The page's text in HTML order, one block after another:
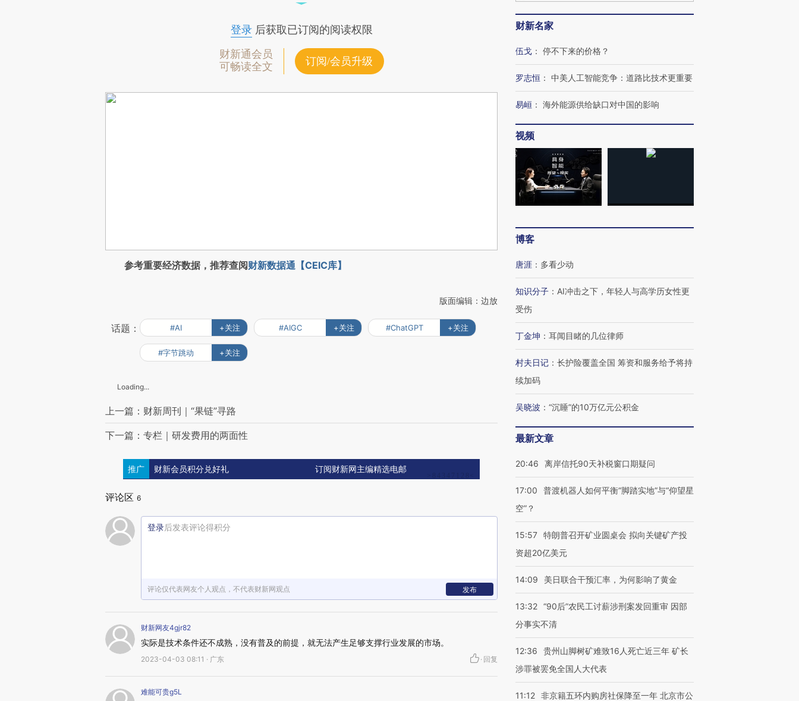
登录后获取已订阅的阅读权限
财新通会员
可畅读全文
订阅/会员升级
参考重要经济数据，推荐查阅财新数据通【CEIC库】
版面编辑：边放
话题： #AI +关注 #AIGC +关注 #ChatGPT +关注
#字节跳动 +关注
Loading...
上一篇：财新周刊｜“果链”寻路
下一篇：专栏｜研发费用的两面性
推广 财新会员积分兑好礼 订阅财新网主编精选电邮
评论区 6
登录后发表评论得积分
评论仅代表网友个人观点，不代表财新网观点 发布
财新网友4gjr82
实际是技术条件还不成熟，没有普及的前提，就无法产生足够支撑行业发展的市场。
2023-04-03 08:11 · 广东 · 回复
难能可贵g5L
财新名家
伍戈 ： 停不下来的价格？
罗志恒 ： 中美人工智能竞争：道路比技术更重要
易峘 ： 海外能源供给缺口对中国的影响
视频
博客
唐涯 ： 多看少动
知识分子 ： AI冲击之下，年轻人与高学历女性更
受伤
丁金坤 ： 耳闻目睹的几位律师
村夫日记 ： 长护险覆盖全国 筹资和服务给予将持
续加码
吴晓波 ： “沉睡”的10万亿元公积金
最新文章
20:46 离岸信托90天补税窗口期疑问
17:00
普渡机器人如何平衡“脚踏实地”与“仰望星
空”？
15:57 特朗普召开矿业圆桌会 拟向关键矿产投
资超20亿美元
14:09 美日联合干预汇率，为何影响了黄金
13:32 “90后”农民工讨薪涉刑案发回重审 因部
分事实不清
12:36
贵州山脚树矿难致16人死亡近三年 矿长
涉罪被罢免全国人大代表
11:12 非京籍五环内购房社保降至一年 北京市公